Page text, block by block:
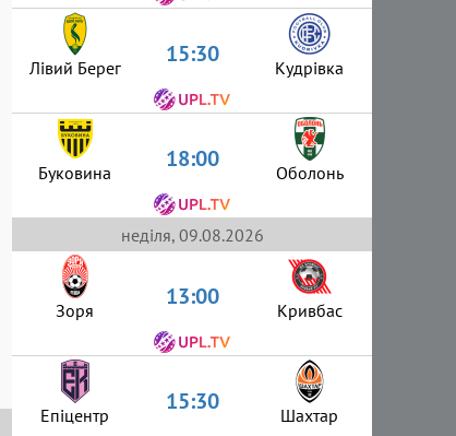
Лівий Берег 15:30 Кудрівка
Буковина 18:00 Оболонь
неділя, 09.08.2026
Зоря 13:00 Кривбас
Епіцентр 15:30 Шахтар